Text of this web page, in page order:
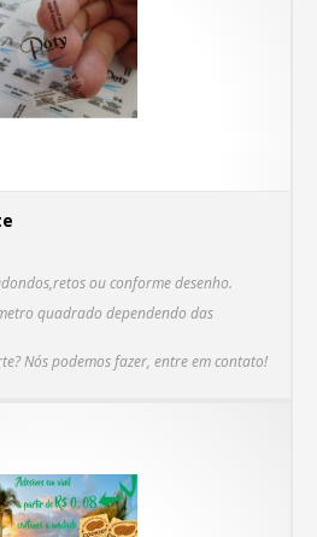
ou conforme desenho.
quadrado dependendo das
Nós podemos fazer, entre em contato!